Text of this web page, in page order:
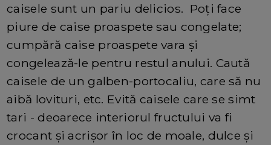
caisele sunt un pariu delicios. Poți face
piure de caise proaspete sau congelate;
cumpără caise proaspete vara și
congelează-le pentru restul anului. Caută
caisele de un galben-portocaliu, care să nu
aibă lovituri, etc. Evită caisele care se simt
tari - deoarece interiorul fructului va fi
crocant și acrișor în loc de moale, dulce și